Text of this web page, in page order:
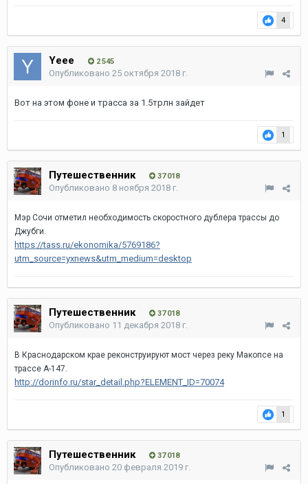
4
Yeee 2 545
Опубликовано 25 октября 2018 г.
Вот на этом фоне и трасса за 1.5трлн зайдет
1
Путешественник 37 018
Опубликовано 8 ноября 2018 г.
Мэр Сочи отметил необходимость скоростного дублера трассы до
Джубги.
https://tass.ru/ekonomika/5769186?
utm_source=yxnews&utm_medium=desktop
Путешественник 37 018
Опубликовано 11 декабря 2018 г.
В Краснодарском крае реконструируют мост через реку Макопсе на
трассе А-147.
http://dorinfo.ru/star_detail.php?ELEMENT_ID=70074
1
Путешественник 37 018
Опубликовано 20 февраля 2019 г.